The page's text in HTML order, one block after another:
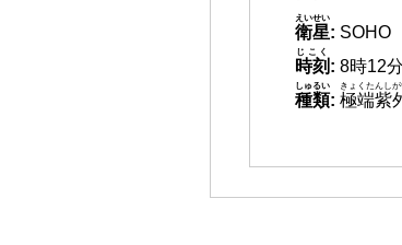
衛星
えいせい
: SOHO
時刻
じこく
: 8時12分
種類
しゅるい
: 極端紫
きょくたんし